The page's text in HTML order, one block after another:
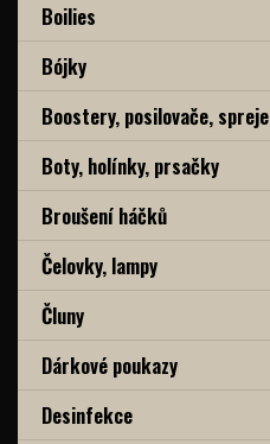
Boilies
Bójky
Boostery, posilovače, spreje
Boty, holínky, prsačky
Broušení háčků
Čelovky, lampy
Čluny
Dárkové poukazy
Desinfekce